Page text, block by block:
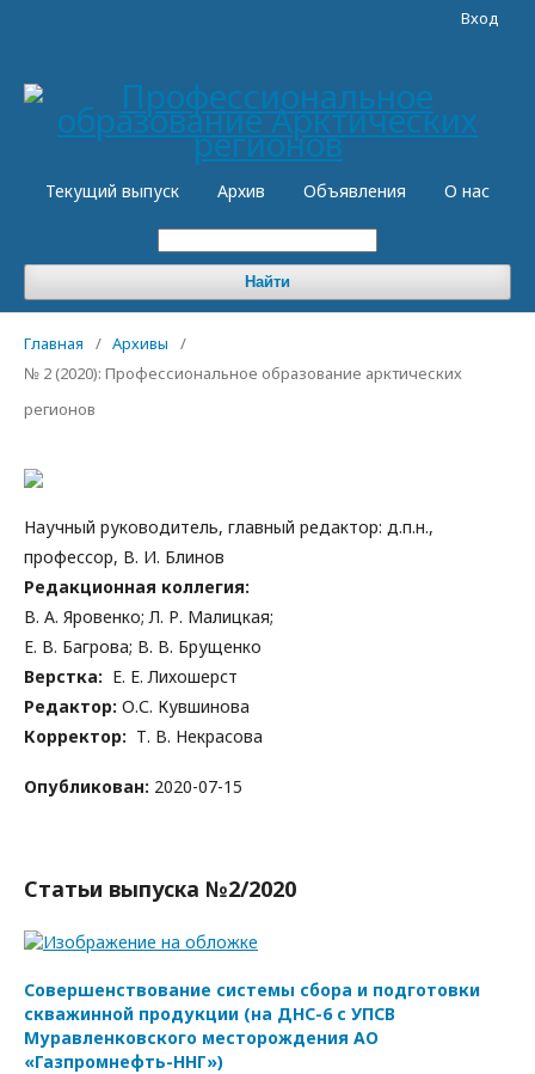
Текущий выпуск Архив Объявления О нас
Найти
Вход
Главная / Архивы
/
№ 2 (2020): Профессиональное образование арктических
регионов
Научный руководитель, главный редактор: д.п.н.,
профессор, В. И. Блинов
Редакционная коллегия:
В. А. Яровенко; Л. Р. Малицкая;
Е. В. Багрова; В. В. Брущенко
Верстка: Е. Е. Лихошерст
Редактор: О.С. Кувшинова
Корректор: Т. В. Некрасова
Опубликован: 2020-07-15
Статьи выпуска №2/2020
Совершенствование системы сбора и подготовки
скважинной продукции (на ДНС-6 с УПСВ
Муравленковского месторождения АО
«Газпромнефть-ННГ»)